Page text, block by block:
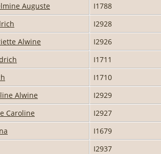
Auguste I1788
I2928
Alwine I2926
I1711
I1710
Alwine I2929
Caroline I2927
I1679
I2937